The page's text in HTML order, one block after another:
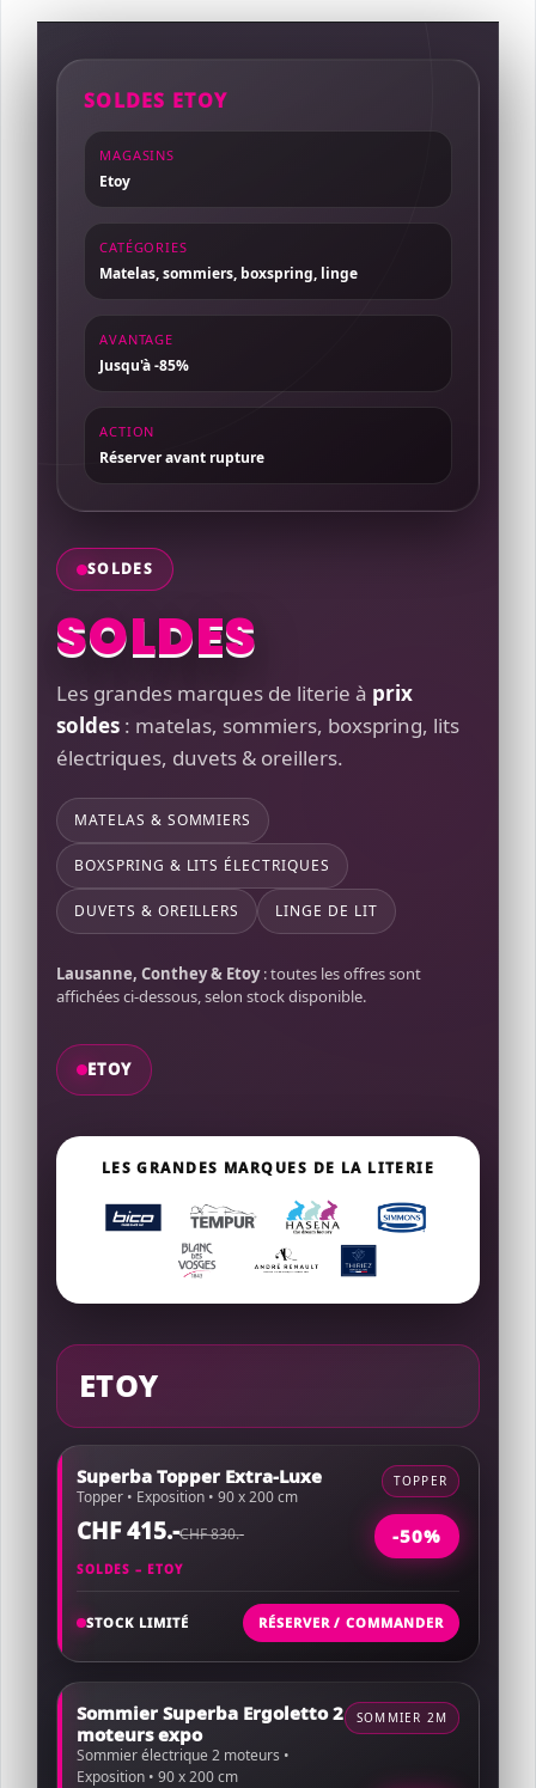
SOLDES
SOLDES
Les grandes marques de literie à prix
soldes : matelas, sommiers, boxspring, lits
électriques, duvets & oreillers.
MATELAS & SOMMIERS
BOXSPRING & LITS ÉLECTRIQUES
DUVETS & OREILLERS LINGE DE LIT
Lausanne, Conthey & Etoy: toutes les offres sont
affichées ci-dessous, selon stock disponible.
ETOY
SOLDES ETOY
MAGASINS
Etoy
CATÉGORIES
Matelas, sommiers, boxspring, linge
AVANTAGE
Jusqu'à -85%
ACTION
Réserver avant rupture
LES GRANDES MARQUES DE LA LITERIE
ETOY
Superba Topper Extra-Luxe
Topper • Exposition • 90 x 200 cm
TOPPER
CHF 415.-CHF 830.- -50%
SOLDES – ETOY
STOCK LIMITÉ RÉSERVER / COMMANDER
Sommier Superba Ergoletto 2
moteurs expo
Sommier électrique 2 moteurs •
Exposition • 90 x 200 cm
SOMMIER 2M